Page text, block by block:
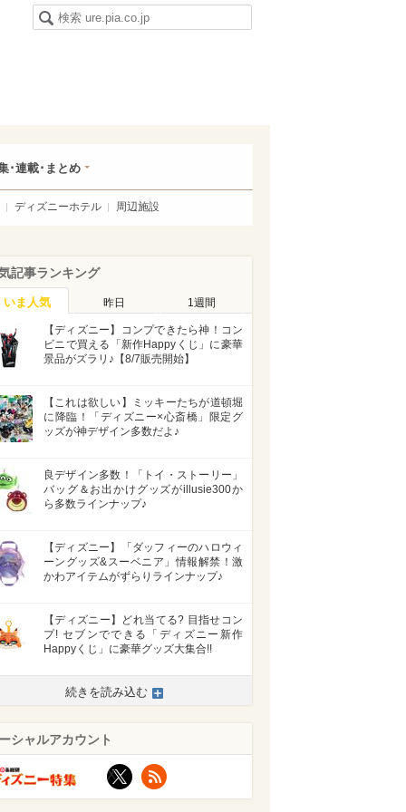
･連載･まとめ
ディズニーホテル 周辺施設
記事ランキング
いま人気 昨日 1週間
【ディズニー】コンプできたら神！コン
ビニで買える「新作Happyくじ」に豪華
景品がズラリ♪【8/7販売開始】
【これは欲しい】ミッキーたちが道頓堀
に降臨！「ディズニー×心斎橋」限定グ
ッズが神デザイン多数だよ♪
良デザイン多数！「トイ・ストーリー」
バッグ＆お出かけグッズがillusie300か
ら多数ラインナップ♪
【ディズニー】「ダッフィーのハロウィ
ーングッズ&スーベニア」情報解禁！激
かわアイテムがずらりラインナップ♪
【ディズニー】どれ当てる? 目指せコン
プ! セブンでできる「ディズニー新作
Happyくじ」に豪華グッズ大集合!!
続きを読み込む
シャルアカウント
X